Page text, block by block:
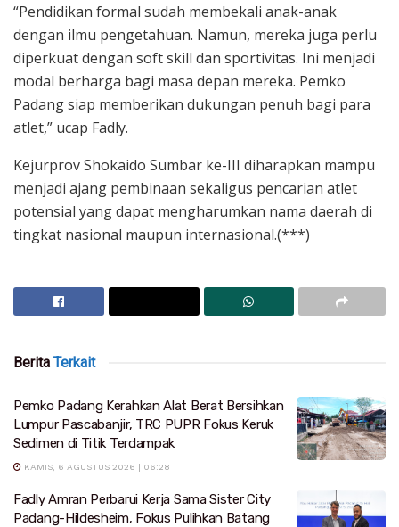
“Pendidikan formal sudah membekali anak-anak
dengan ilmu pengetahuan. Namun, mereka juga perlu
diperkuat dengan soft skill dan sportivitas. Ini menjadi
modal berharga bagi masa depan mereka. Pemko
Padang siap memberikan dukungan penuh bagi para
atlet,” ucap Fadly.
Kejurprov Shokaido Sumbar ke-III diharapkan mampu
menjadi ajang pembinaan sekaligus pencarian atlet
potensial yang dapat mengharumkan nama daerah di
tingkat nasional maupun internasional.(***)
Berita Terkait
Pemko Padang Kerahkan Alat Berat Bersihkan
Lumpur Pascabanjir, TRC PUPR Fokus Keruk
Sedimen di Titik Terdampak
KAMIS, 6 AGUSTUS 2026 | 06:28
Fadly Amran Perbarui Kerja Sama Sister City
Padang-Hildesheim, Fokus Pulihkan Batang